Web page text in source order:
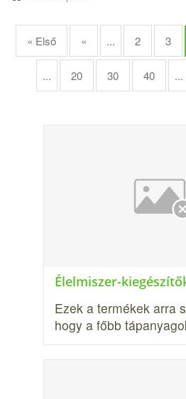
« Első « ... 2 3
... 20 30 40 ...
Élelmiszer-
Ezek a termékek arra
hogy a főbb